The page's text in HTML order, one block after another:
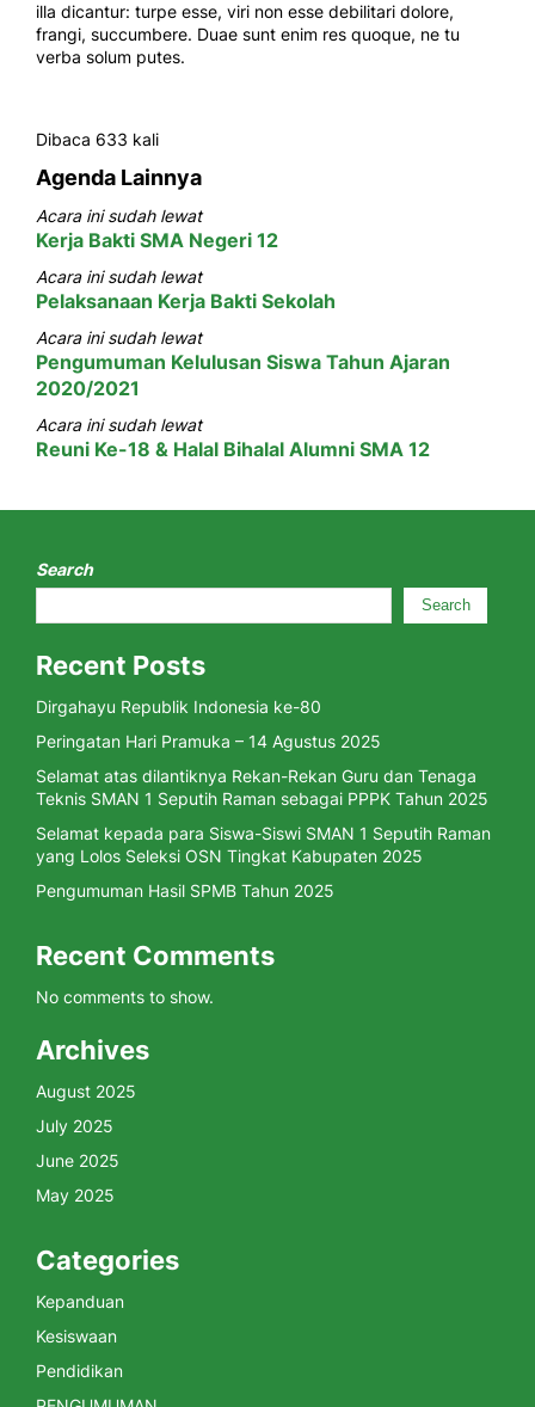
illa dicantur: turpe esse, viri non esse debilitari dolore,
frangi, succumbere. Duae sunt enim res quoque, ne tu
verba solum putes.
Dibaca 633 kali
Agenda Lainnya
Acara ini sudah lewat
Kerja Bakti SMA Negeri 12
Acara ini sudah lewat
Pelaksanaan Kerja Bakti Sekolah
Acara ini sudah lewat
Pengumuman Kelulusan Siswa Tahun Ajaran
2020/2021
Acara ini sudah lewat
Reuni Ke-18 & Halal Bihalal Alumni SMA 12
Search
Search
Recent Posts
Dirgahayu Republik Indonesia ke-80
Peringatan Hari Pramuka – 14 Agustus 2025
Selamat atas dilantiknya Rekan-Rekan Guru dan Tenaga
Teknis SMAN 1 Seputih Raman sebagai PPPK Tahun 2025
Selamat kepada para Siswa-Siswi SMAN 1 Seputih Raman
yang Lolos Seleksi OSN Tingkat Kabupaten 2025
Pengumuman Hasil SPMB Tahun 2025
Recent Comments
No comments to show.
Archives
August 2025
July 2025
June 2025
May 2025
Categories
Kepanduan
Kesiswaan
Pendidikan